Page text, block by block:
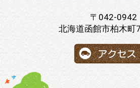
〒042-0942
北海道函館市柏木町